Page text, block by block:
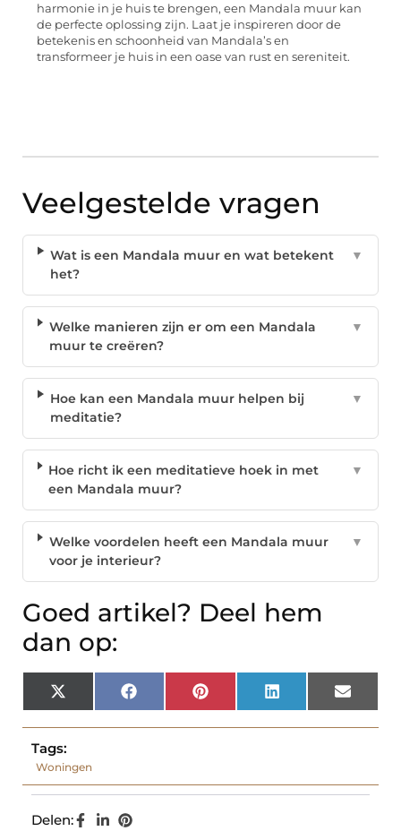
harmonie in je huis te brengen, een Mandala muur kan
de perfecte oplossing zijn. Laat je inspireren door de
betekenis en schoonheid van Mandala’s en
transformeer je huis in een oase van rust en sereniteit.
Veelgestelde vragen
Wat is een Mandala muur en wat betekent
het?
▼
Welke manieren zijn er om een Mandala
muur te creëren?
▼
Hoe kan een Mandala muur helpen bij
meditatie?
▼
Hoe richt ik een meditatieve hoek in met
een Mandala muur?
▼
Welke voordelen heeft een Mandala muur
voor je interieur?
▼
Goed artikel? Deel hem
dan op:
X
(Twitter)
Facebook Pinterest LinkedIn Email
Tags:
Woningen
Delen: